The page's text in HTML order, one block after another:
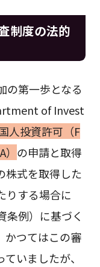
制度の法的
の第一歩となる
of Invest
人投資許可（F
の申請と取得
株式を取得した
りする場合に
条例）に基づく
かつてはこの審
いましたが、